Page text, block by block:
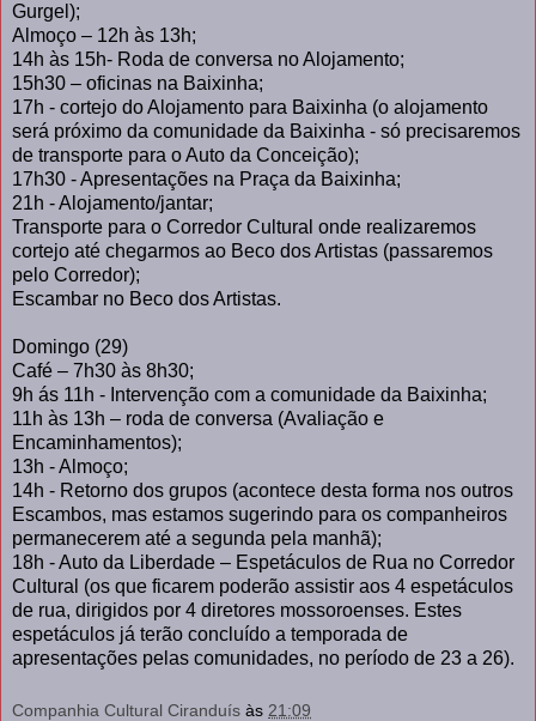
Gurgel);
Almoço – 12h às 13h;
14h às 15h- Roda de conversa no Alojamento;
15h30 – oficinas na Baixinha;
17h - cortejo do Alojamento para Baixinha (o alojamento
será próximo da comunidade da Baixinha - só precisaremos
de transporte para o Auto da Conceição);
17h30 - Apresentações na Praça da Baixinha;
21h - Alojamento/jantar;
Transporte para o Corredor Cultural onde realizaremos
cortejo até chegarmos ao Beco dos Artistas (passaremos
pelo Corredor);
Escambar no Beco dos Artistas.
Domingo (29)
Café – 7h30 às 8h30;
9h ás 11h - Intervenção com a comunidade da Baixinha;
11h às 13h – roda de conversa (Avaliação e
Encaminhamentos);
13h - Almoço;
14h - Retorno dos grupos (acontece desta forma nos outros
Escambos, mas estamos sugerindo para os companheiros
permanecerem até a segunda pela manhã);
18h - Auto da Liberdade – Espetáculos de Rua no Corredor
Cultural (os que ficarem poderão assistir aos 4 espetáculos
de rua, dirigidos por 4 diretores mossoroenses. Estes
espetáculos já terão concluído a temporada de
apresentações pelas comunidades, no período de 23 a 26).
Companhia Cultural Ciranduís às 21:09